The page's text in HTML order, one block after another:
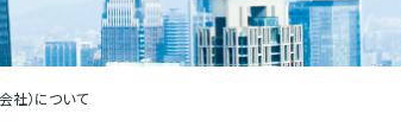
社）について